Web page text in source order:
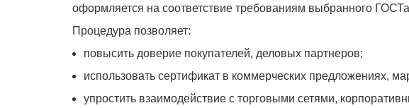
оформляется на соответствие требованиям выбранного
Процедура позволяет:
повысить доверие покупателей, деловых партнеров;
использовать сертификат в коммерческих предложениях,
упростить взаимодействие с торговыми сетями,